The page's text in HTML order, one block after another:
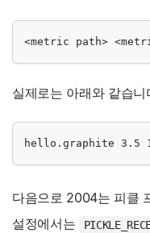
<metric path>
실제로는 아래와 같습니
hello.graphite 3.5
다음으로 2004는 피클
설정에서는